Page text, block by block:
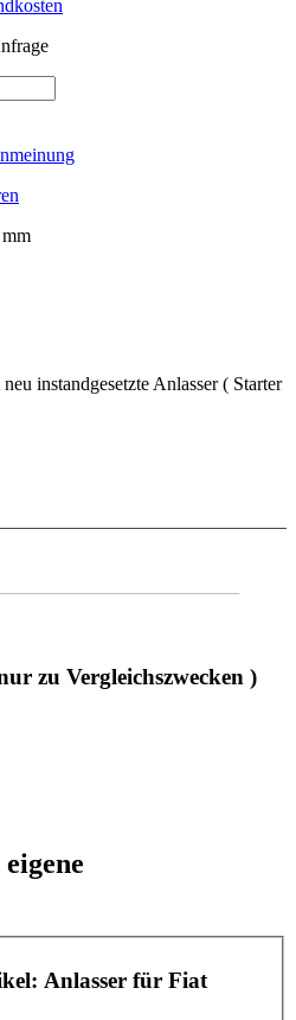
instandgesetzte Anlasser ( Starter
zu Vergleichszwecken )
Anlasser für Fiat